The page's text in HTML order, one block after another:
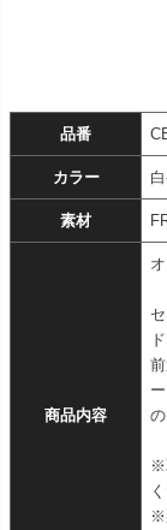
品番
カラー
素材
商品内容
※
※